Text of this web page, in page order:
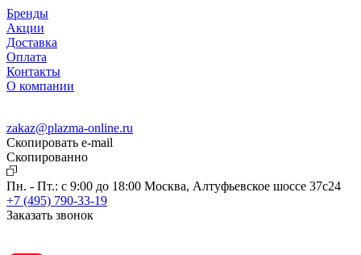
Бренды
Акции
Доставка
Оплата
Контакты
О компании
zakaz@plazma-online.ru
Скопировать e-mail
Cкопированно
Пн. - Пт.: с 9:00 до 18:00 Москва, Алтуфьевское шоссе 37с24
+7 (495) 790-33-19
Заказать звонок